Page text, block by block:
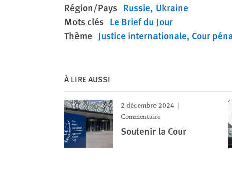
Région/Pays Russie Ukraine
Mots clés Le Brief du Jour
Thème Justice internationale Cour
À LIRE AUSSI
2 décembre 2024
Commentaire
Soutenir la Cour